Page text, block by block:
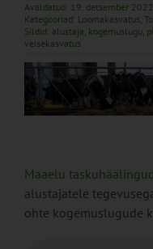
Avaldatud: 19. detsember 2022
Kategooriad: Loomakasvatus,
Sildid: alustaja, kogemuslugu,
veisekasvatus
Maaelu taskuhäälingud
alustajatele
ohte kogemuslugude